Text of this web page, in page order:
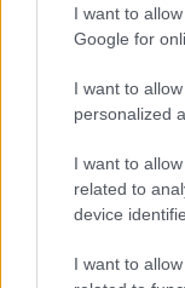
I want to
Google for
I want to
personalized
I want to
related to
device
I want to
társadalmi
eseményről.
lehetőségként
fölfejtésébe,
mindig újabb
egyszerűek, ha
nekifutású
mindig